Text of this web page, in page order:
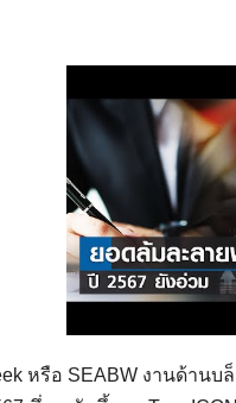
หรือ SEABW งานด้า